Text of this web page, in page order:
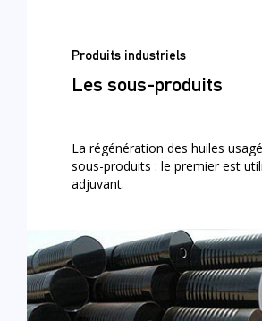
Produits industriels
Les sous-produits
La régénération des huiles
sous-produits : le premier est
adjuvant.